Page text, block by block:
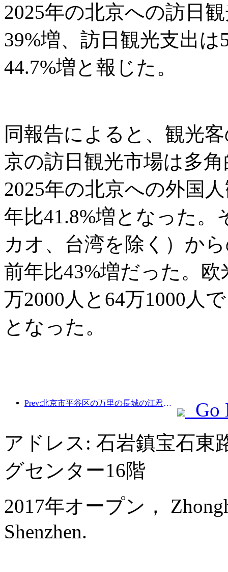
2025年の北京への訪日
39%増、訪日観光支出
44.7%増と報じた。
同報告によると、観光
京の訪日観光市場は多
2025年の北京への外国
年比41.8%増となった
カオ、台湾を除く）か
前年比43%増だった。
万2000人と64万1000人
となった。
Prev:北京市平谷区の万里の長城の江君関区間は、早ければ2026年末にも一般公開される予定だ。
Go
アドレス: 石岩鎮宝石東
グセンター16階
2017年オープン，
Shenzhen.